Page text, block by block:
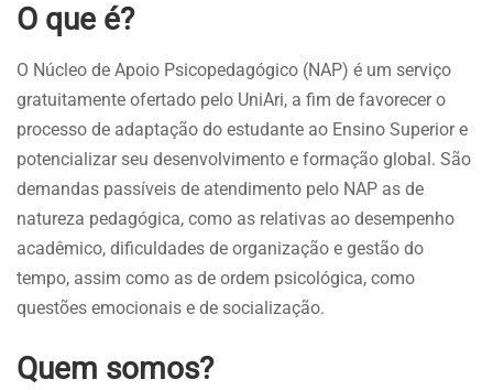
O que é?
O Núcleo de Apoio Psicopedagógico (NAP) é um serviço
gratuitamente ofertado pelo UniAri, a fim de favorecer o
processo de adaptação do estudante ao Ensino Superior e
potencializar seu desenvolvimento e formação global. São
demandas passíveis de atendimento pelo NAP as de
natureza pedagógica, como as relativas ao desempenho
acadêmico, dificuldades de organização e gestão do
tempo, assim como as de ordem psicológica, como
questões emocionais e de socialização.
Quem somos?